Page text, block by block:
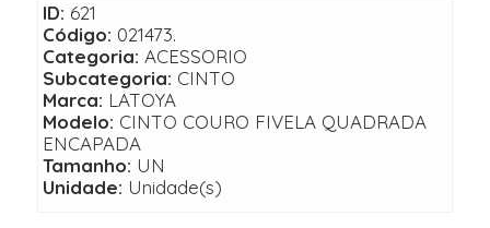
ID: 621
Código: 021473.
Categoria: ACESSORIO
Subcategoria: CINTO
Marca: LATOYA
Modelo: CINTO COURO FIVELA QUADRADA
ENCAPADA
Tamanho: UN
Unidade: Unidade(s)